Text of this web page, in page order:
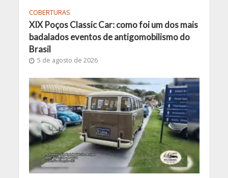
COBERTURAS
XIX Poços Classic Car: como foi um dos mais
badalados eventos de antigomobilismo do
Brasil
5 de agosto de 2026